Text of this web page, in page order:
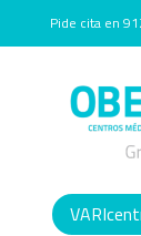
Pide cita en